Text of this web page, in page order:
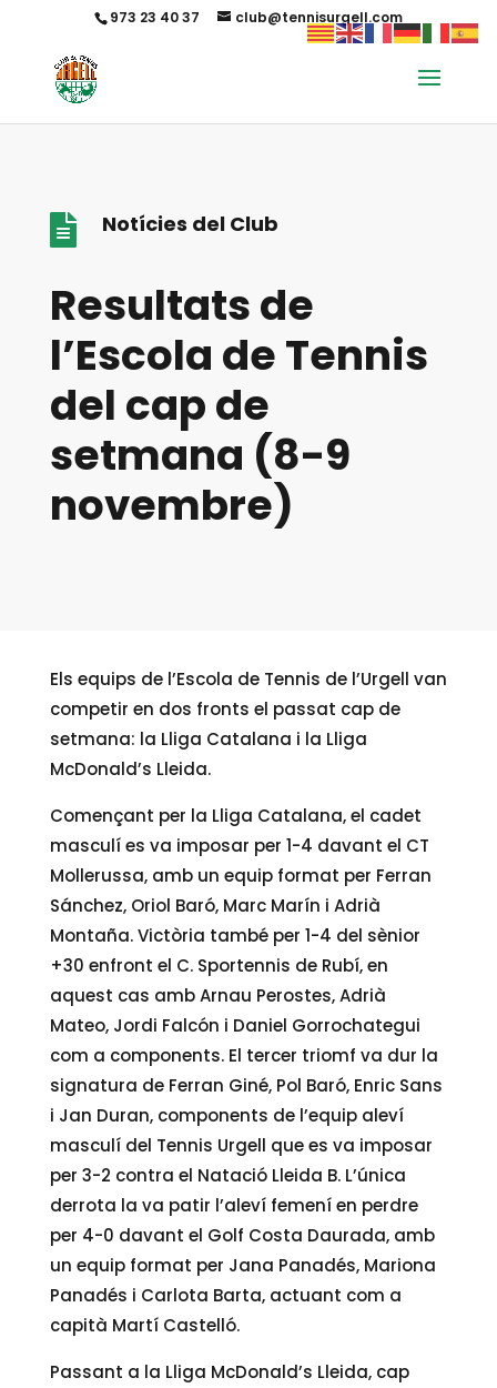
973 23 40 37 club@tennisurgell.com
 Notícies del Club
Resultats de
l’Escola de Tennis
del cap de
setmana (8-9
novembre)
Els equips de l’Escola de Tennis de l’Urgell van
competir en dos fronts el passat cap de
setmana: la Lliga Catalana i la Lliga
McDonald’s Lleida.
Començant per la Lliga Catalana, el cadet
masculí es va imposar per 1-4 davant el CT
Mollerussa, amb un equip format per Ferran
Sánchez, Oriol Baró, Marc Marín i Adrià
Montaña. Victòria també per 1-4 del sènior
+30 enfront el C. Sportennis de Rubí, en
aquest cas amb Arnau Perostes, Adrià
Mateo, Jordi Falcón i Daniel Gorrochategui
com a components. El tercer triomf va dur la
signatura de Ferran Giné, Pol Baró, Enric Sans
i Jan Duran, components de l’equip aleví
masculí del Tennis Urgell que es va imposar
per 3-2 contra el Natació Lleida B. L’única
derrota la va patir l’aleví femení en perdre
per 4-0 davant el Golf Costa Daurada, amb
un equip format per Jana Panadés, Mariona
Panadés i Carlota Barta, actuant com a
capità Martí Castelló.
Passant a la Lliga McDonald’s Lleida, cap